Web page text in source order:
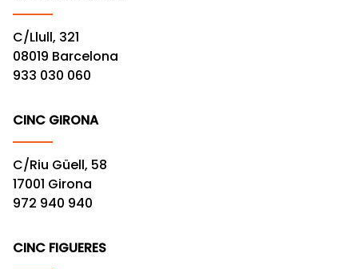
C/Llull, 321
08019 Barcelona
933 030 060
CINC GIRONA
C/Riu Güell, 58
17001 Girona
972 940 940
CINC FIGUERES